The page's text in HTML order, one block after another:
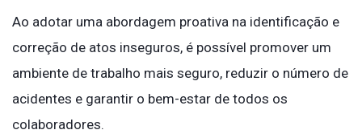
Ao adotar uma abordagem proativa na identificação e
correção de atos inseguros, é possível promover um
ambiente de trabalho mais seguro, reduzir o número de
acidentes e garantir o bem-estar de todos os
colaboradores.